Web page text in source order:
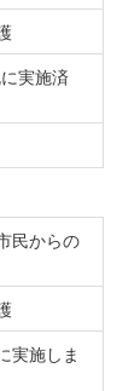
実施済
民からの
実施しま